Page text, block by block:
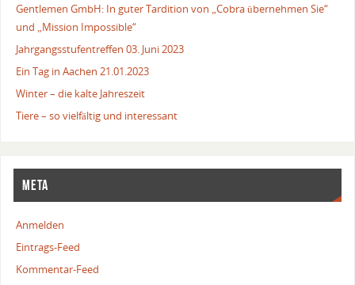
Gentlemen GmbH: In guter Tardition von „Cobra übernehmen Sie“
und „Mission Impossible“
Jahrgangsstufentreffen 03. Juni 2023
Ein Tag in Aachen 21.01.2023
Winter – die kalte Jahreszeit
Tiere – so vielfältig und interessant
META
Anmelden
Eintrags-Feed
Kommentar-Feed